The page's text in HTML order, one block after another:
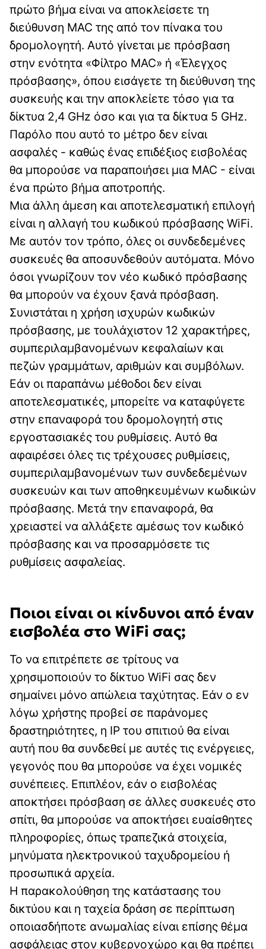
πρώτο βήμα είναι να αποκλείσετε τη
διεύθυνση MAC της από τον πίνακα του
δρομολογητή. Αυτό γίνεται με πρόσβαση
στην ενότητα «Φίλτρο MAC» ή «Έλεγχος
πρόσβασης», όπου εισάγετε τη διεύθυνση της
συσκευής και την αποκλείετε τόσο για τα
δίκτυα 2,4 GHz όσο και για τα δίκτυα 5 GHz.
Παρόλο που αυτό το μέτρο δεν είναι
ασφαλές - καθώς ένας επιδέξιος εισβολέας
θα μπορούσε να παραποιήσει μια MAC - είναι
ένα πρώτο βήμα αποτροπής.
Μια άλλη άμεση και αποτελεσματική επιλογή
είναι η αλλαγή του κωδικού πρόσβασης WiFi.
Με αυτόν τον τρόπο, όλες οι συνδεδεμένες
συσκευές θα αποσυνδεθούν αυτόματα. Μόνο
όσοι γνωρίζουν τον νέο κωδικό πρόσβασης
θα μπορούν να έχουν ξανά πρόσβαση.
Συνιστάται η χρήση ισχυρών κωδικών
πρόσβασης, με τουλάχιστον 12 χαρακτήρες,
συμπεριλαμβανομένων κεφαλαίων και
πεζών γραμμάτων, αριθμών και συμβόλων.
Εάν οι παραπάνω μέθοδοι δεν είναι
αποτελεσματικές, μπορείτε να καταφύγετε
στην επαναφορά του δρομολογητή στις
εργοστασιακές του ρυθμίσεις. Αυτό θα
αφαιρέσει όλες τις τρέχουσες ρυθμίσεις,
συμπεριλαμβανομένων των συνδεδεμένων
συσκευών και των αποθηκευμένων κωδικών
πρόσβασης. Μετά την επαναφορά, θα
χρειαστεί να αλλάξετε αμέσως τον κωδικό
πρόσβασης και να προσαρμόσετε τις
ρυθμίσεις ασφαλείας.
Ποιοι είναι οι κίνδυνοι από έναν
εισβολέα στο WiFi σας;
Το να επιτρέπετε σε τρίτους να
χρησιμοποιούν το δίκτυο WiFi σας δεν
σημαίνει μόνο απώλεια ταχύτητας. Εάν ο εν
λόγω χρήστης προβεί σε παράνομες
δραστηριότητες, η IP του σπιτιού θα είναι
αυτή που θα συνδεθεί με αυτές τις ενέργειες,
γεγονός που θα μπορούσε να έχει νομικές
συνέπειες. Επιπλέον, εάν ο εισβολέας
αποκτήσει πρόσβαση σε άλλες συσκευές στο
σπίτι, θα μπορούσε να αποκτήσει ευαίσθητες
πληροφορίες, όπως τραπεζικά στοιχεία,
μηνύματα ηλεκτρονικού ταχυδρομείου ή
προσωπικά αρχεία.
Η παρακολούθηση της κατάστασης του
δικτύου και η ταχεία δράση σε περίπτωση
οποιασδήποτε ανωμαλίας είναι επίσης θέμα
ασφάλειας στον κυβερνοχώρο και θα πρέπει